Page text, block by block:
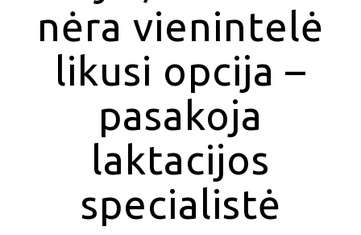
nėra vienintelė
likusi opcija –
pasakoja
laktacijos
specialistė